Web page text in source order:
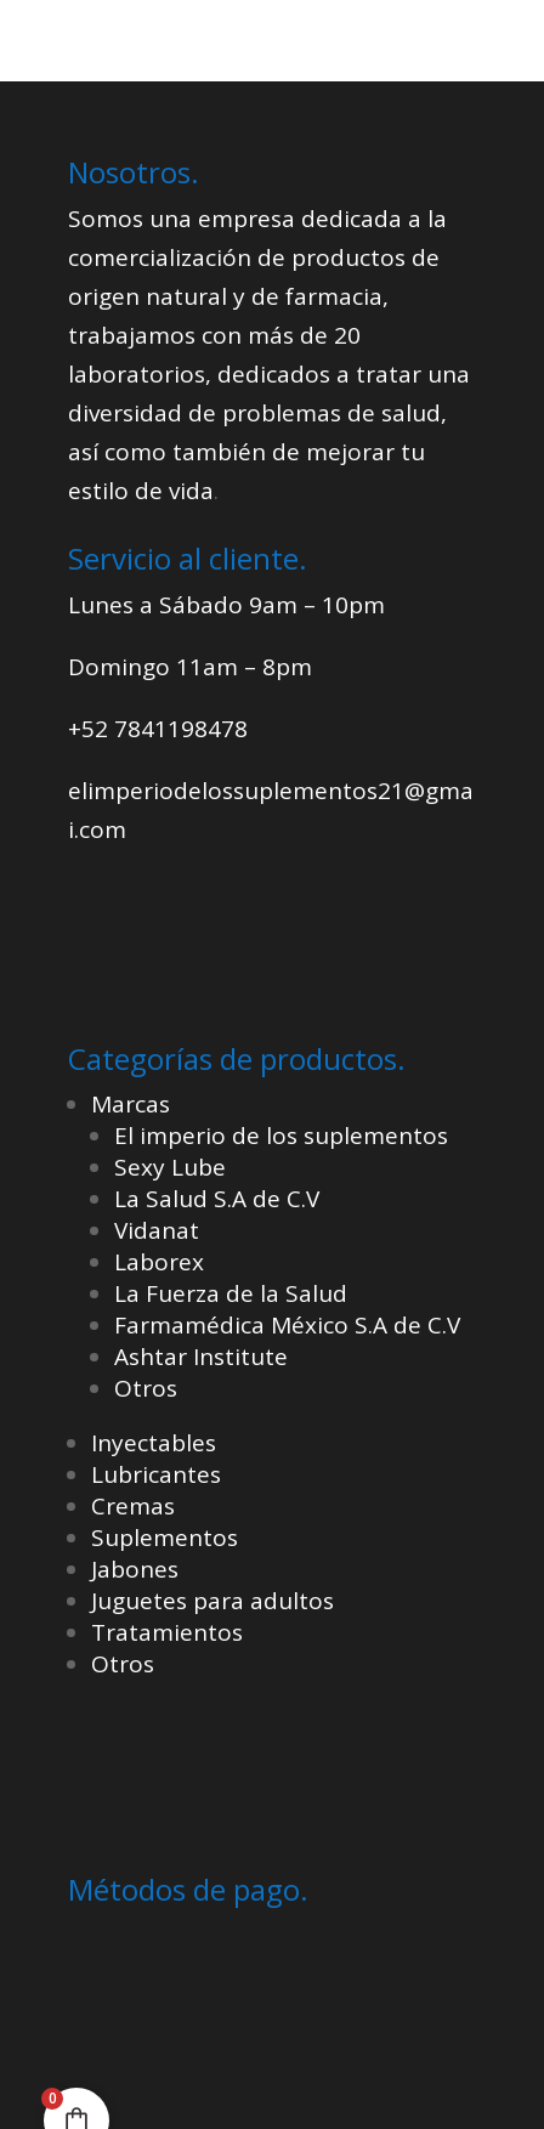
Nosotros.
Somos una empresa dedicada a la
comercialización de productos de
origen natural y de farmacia,
trabajamos con más de 20
laboratorios, dedicados a tratar una
diversidad de problemas de salud,
así como también de mejorar tu
estilo de vida.
Servicio al cliente.
Lunes a Sábado 9am – 10pm
Domingo 11am – 8pm
+52 7841198478
elimperiodelossuplementos21@gma
i.com
Categorías de productos.
Marcas
El imperio de los suplementos
Sexy Lube
La Salud S.A de C.V
Vidanat
Laborex
La Fuerza de la Salud
Farmamédica México S.A de C.V
Ashtar Institute
Otros
Inyectables
Lubricantes
Cremas
Suplementos
Jabones
Juguetes para adultos
Tratamientos
Otros
Métodos de pago.
0